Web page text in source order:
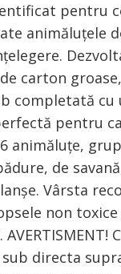
pentru
animăluţele
carton
completată cu
pentru
animăluţe,
de
Vârsta
non
directa